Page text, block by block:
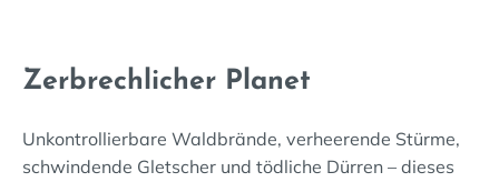
Zerbrechlicher Planet
Unkontrollierbare Waldbrände, verheerende Stürme,
schwindende Gletscher und tödliche Dürren – dieses